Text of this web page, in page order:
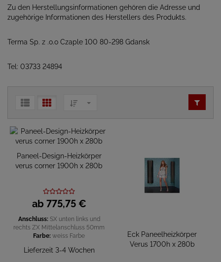
Zu den Herstellungsinformationen gehören die Adresse und
zugehörige Informationen des Herstellers des Produkts.
Terma Sp. z .o.o Czaple 100 80-298 Gdansk
Tel: 03733 24894
Paneel-Design-Heizkörper
verus corner 1900h x 280b
ab 775,75 €
Anschluss: SX unten links und
rechts ZX Mittelanschluss 50mm
Farbe: weiss Farbe
Lieferzeit 3-4 Wochen
Eck Paneelheizkörper
Verus 1700h x 280b